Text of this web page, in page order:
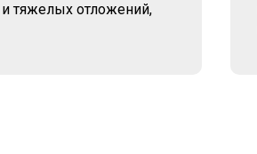
тяжелых отложений,